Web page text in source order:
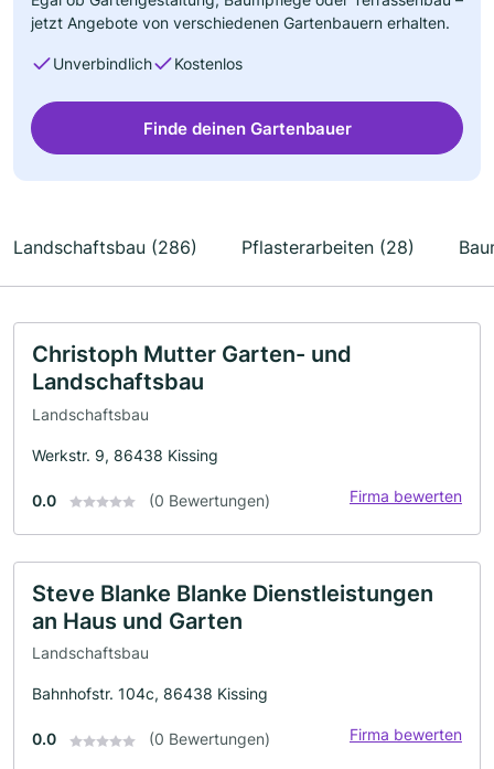
jetzt Angebote von verschiedenen Gartenbauern erhalten.
Unverbindlich Kostenlos
Finde deinen Gartenbauer
Landschaftsbau (286) Pflasterarbeiten (28)
Christoph Mutter Garten- und
Landschaftsbau
Landschaftsbau
Werkstr. 9, 86438 Kissing
0.0 (0 Bewertungen) Firma bewerten
Steve Blanke Blanke Dienstleistungen
an Haus und Garten
Landschaftsbau
Bahnhofstr. 104c, 86438 Kissing
0.0 (0 Bewertungen) Firma bewerten